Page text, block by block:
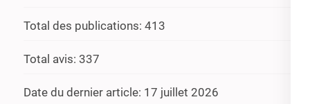
Total des publications: 413
Total avis: 337
Date du dernier article: 17 juillet 2026